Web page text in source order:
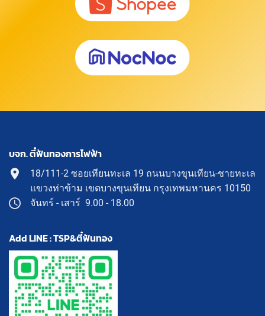
บจก. ตี๋ฟันทองการไฟฟ้า
18/111-2 ซอยเทียนทะเล 19 ถนนบางขุนเทียน-ชายทะเล
แขวงท่าข้าม เขตบางขุนเทียน กรุงเทพมหานคร 10150
จันทร์ - เสาร์ 9.00 - 18.00
Add LINE : TSP&ตี๋ฟันทอง